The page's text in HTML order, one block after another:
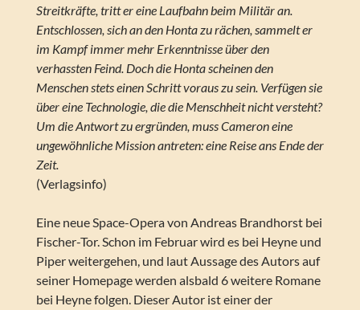
Streitkräfte, tritt er eine Laufbahn beim Militär an.
Entschlossen, sich an den Honta zu rächen, sammelt er
im Kampf immer mehr Erkenntnisse über den
verhassten Feind. Doch die Honta scheinen den
Menschen stets einen Schritt voraus zu sein. Verfügen sie
über eine Technologie, die die Menschheit nicht versteht?
Um die Antwort zu ergründen, muss Cameron eine
ungewöhnliche Mission antreten: eine Reise ans Ende der
Zeit.
(Verlagsinfo)
Eine neue Space-Opera von Andreas Brandhorst bei
Fischer-Tor. Schon im Februar wird es bei Heyne und
Piper weitergehen, und laut Aussage des Autors auf
seiner Homepage werden alsbald 6 weitere Romane
bei Heyne folgen. Dieser Autor ist einer der